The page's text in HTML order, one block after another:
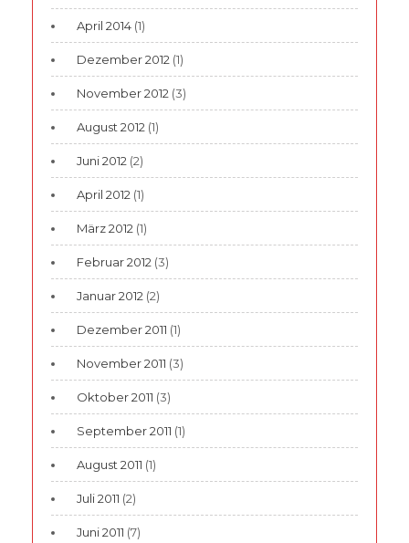
April 2014 (1)
Dezember 2012 (1)
November 2012 (3)
August 2012 (1)
Juni 2012 (2)
April 2012 (1)
März 2012 (1)
Februar 2012 (3)
Januar 2012 (2)
Dezember 2011 (1)
November 2011 (3)
Oktober 2011 (3)
September 2011 (1)
August 2011 (1)
Juli 2011 (2)
Juni 2011 (7)